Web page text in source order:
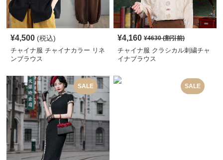
¥4,500 (税込)
チャイナ服 チャイナカラー リネ
ンブラウス
¥4,160 ¥4630(割引前)
チャイナ服 クラシカル刺繍チャ
イナブラウス
SALE SALE